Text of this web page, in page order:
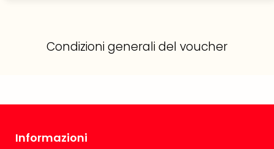
Condizioni generali del voucher
Informazioni